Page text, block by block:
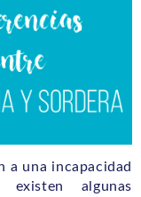
a una incapacidad
algunas